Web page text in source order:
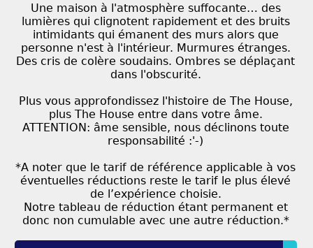
Une maison à l'atmosphère suffocante… des
lumières qui clignotent rapidement et des bruits
intimidants qui émanent des murs alors que
personne n'est à l'intérieur. Murmures étranges.
Des cris de colère soudains. Ombres se déplaçant
dans l'obscurité.
Plus vous approfondissez l'histoire de The House,
plus The House entre dans votre âme.
ATTENTION: âme sensible, nous déclinons toute
responsabilité :'-)
*A noter que le tarif de référence applicable à vos
éventuelles réductions reste le tarif le plus élevé
de l’expérience choisie.
Notre tableau de réduction étant permanent et
donc non cumulable avec une autre réduction.*